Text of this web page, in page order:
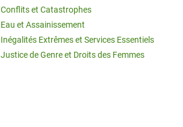
Conflits et Catastrophes
Eau et Assainissement
Inégalités Extrêmes et Services Essentiels
Justice de Genre et Droits des Femmes